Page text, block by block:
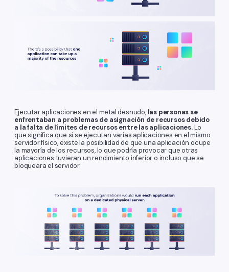
Ejecutar aplicaciones en el metal desnudo, las personas se
enfrentaban a problemas de asignación de recursos debido
a la falta de límites de recursos entre las aplicaciones.Lo
que significa que si se ejecutan varias aplicaciones en el mismo
servidor físico, existe la posibilidad de que una aplicación ocupe
la mayoría de los recursos, lo que podría provocar que otras
aplicaciones tuvieran un rendimiento inferior o incluso que se
bloqueara el servidor.